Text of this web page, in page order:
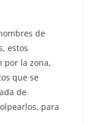
de
estos
por la zona,
que se
de
para